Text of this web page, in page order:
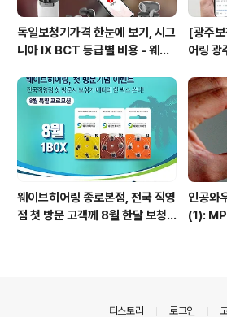
독일보청기가격 한눈에 보기, 시그
니아 IX BCT 등급별 비용 - 웨이
청역보청기}
[광주
어링 광
웨이브히어링 종로본점, 전국 직영
점 첫 방문 고객께 8월 한달 보청
인공와
(1):
티스토리 로그인